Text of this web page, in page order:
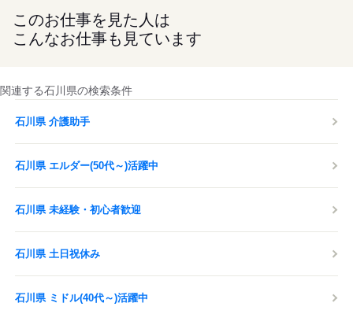
このお仕事を見た人は
こんなお仕事も見ています
関連する石川県の検索条件
石川県 介護助手
石川県 エルダー(50代～)活躍中
石川県 未経験・初心者歓迎
石川県 土日祝休み
石川県 ミドル(40代～)活躍中